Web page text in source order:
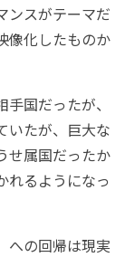
ンスがテーマだ
像化したものか
国だったが、
いたが、巨大な
せ属国だったか
れるようになっ
への回帰は現実